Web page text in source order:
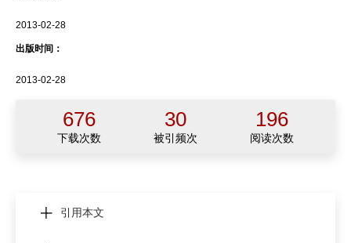
2013-02-28
出版时间：
2013-02-28
676 30 196
下载次数 被引频次 阅读次数
引用本文